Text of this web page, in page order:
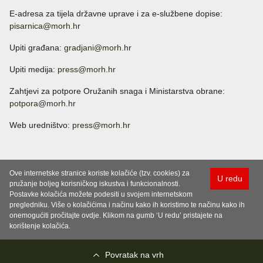
E-adresa za tijela državne uprave i za e-službene dopise:
pisarnica@morh.hr
Upiti građana: gradjani@morh.hr
Upiti medija: press@morh.hr
Zahtjevi za potpore Oružanih snaga i Ministarstva obrane:
potpora@morh.hr
Web uredništvo: press@morh.hr
U redu
Ove internetske stranice koriste kolačiće (tzv. cookies) za
pružanje boljeg korisničkog iskustva i funkcionalnosti.
Postavke kolačića možete podesiti u svojem internetskom
pregledniku. Više o kolačićima i načinu kako ih koristimo te načinu kako ih
onemogućiti pročitajte ovdje. Klikom na gumb ‘U redu’ pristajete na
korištenje kolačića.
Povratak na vrh